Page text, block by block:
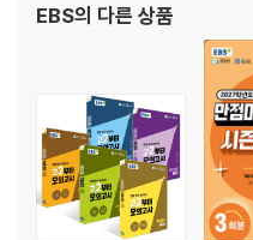
EBS의 다른 상품